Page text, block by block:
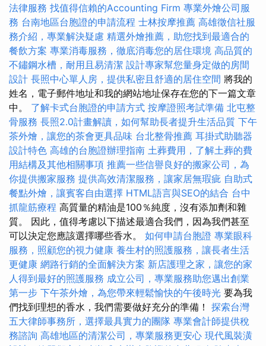
法律服務 找值得信賴的Accounting Firm 專業外燴公司服
務 台南地區台胞證的申請流程 士林按摩推薦 高雄徵信社服
務介紹，專業解決疑慮 精選外燴推薦，助您找到最適合的
餐飲方案 專業消毒服務，徹底消毒您的居住環境 高品質的
不鏽鋼水槽，耐用且易清潔 設計專家幫您量身定做的房間
設計 長照中心單人房，提供私密且舒適的居住空間 將我的
姓名，電子郵件地址和我的網站地址保存在您的下一篇文章
中。 了解卡式台胞證的申請方式 按摩證照考試準備 北屯整
骨服務 長照2.0計畫解讀，如何幫助長者提升生活品質 下午
茶外燴，讓您的茶會更具品味 台北整骨推薦 耳掛式助聽器
設計特色 高雄的台胞證辦理指南 土葬費用，了解土葬的費
用結構及其他相關事項 推薦一些信譽良好的搬家公司，為
你提供搬家服務 提供高效清潔服務，讓家居無瑕疵 自助式
餐點外燴，讓賓客自由選擇 HTML語言與SEO的結合 台中
抓龍筋療程 高質量的精油是100％純度，沒有添加劑和雜
質。 因此，值得考慮以下描述最適合我們，因為我們甚至
可以決定您應該選擇哪些香水。 如何申請台胞證 專業眼科
服務，照顧您的視力健康 養生村的照護服務，讓長者生活
更健康 網路行銷的全面解決方案 新店護理之家，讓您的家
人得到最好的照護服務 成立公司，專業服務助您邁出創業
第一步 下午茶外燴，為您帶來輕鬆愉快的午後時光 要為我
們找到理想的香水，我們需要做好充分的準備！ 探索台灣
五大律師事務所，選擇最具實力的團隊 專業會計師提供稅
務諮詢 高雄地區的清潔公司，專業服務更安心 現代風裝潢